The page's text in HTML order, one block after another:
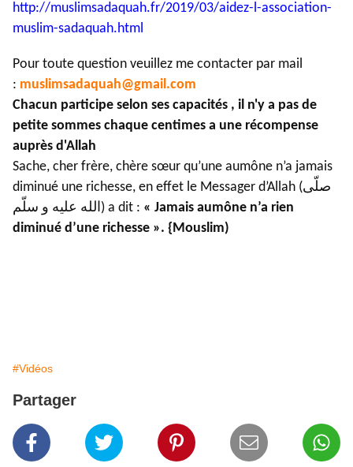
http://muslimsadaquah.fr/2019/03/aidez-l-association-
muslim-sadaquah.html
Pour toute question veuillez me contacter par mail
: muslimsadaquah@gmail.com
Chacun participe selon ses capacités , il n'y a pas de
petite sommes chaque centimes a une récompense
auprès d'Allah
Sache, cher frère, chère sœur qu’une aumône n’a jamais
diminué une richesse, en effet le Messager d’Allah (صلّى
الله عليه و سلّم) a dit : « Jamais aumône n’a rien
diminué d’une richesse ». {Mouslim)
#Vidéos
Partager